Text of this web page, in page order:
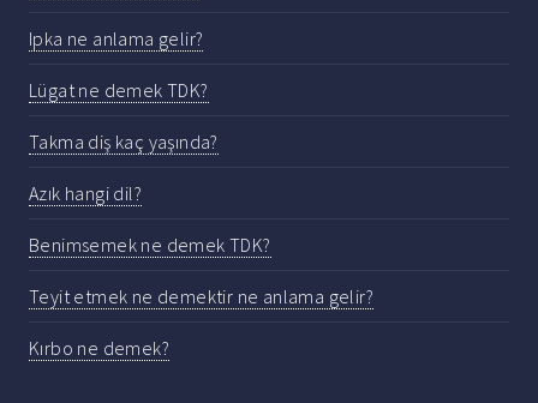
Ipka ne anlama gelir?
Lügat ne demek TDK?
Takma diş kaç yaşında?
Azık hangi dil?
Benimsemek ne demek TDK?
Teyit etmek ne demektir ne anlama gelir?
Kırbo ne demek?